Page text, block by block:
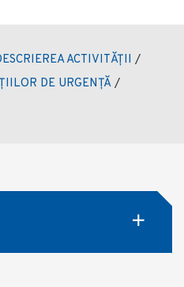
ACTIVITĂȚII /
DE URGENȚĂ /